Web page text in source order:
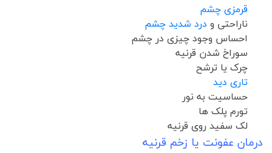
قرمزی چشم
ناراحتی و درد شدید چشم
احساس وجود چیزی در چشم
سوراخ شدن قرنیه
چرک یا ترشح
تاری دید
حساسیت به نور
تورم پلک ها
لک سفید روی قرنیه
درمان عفونت یا زخم قرنیه